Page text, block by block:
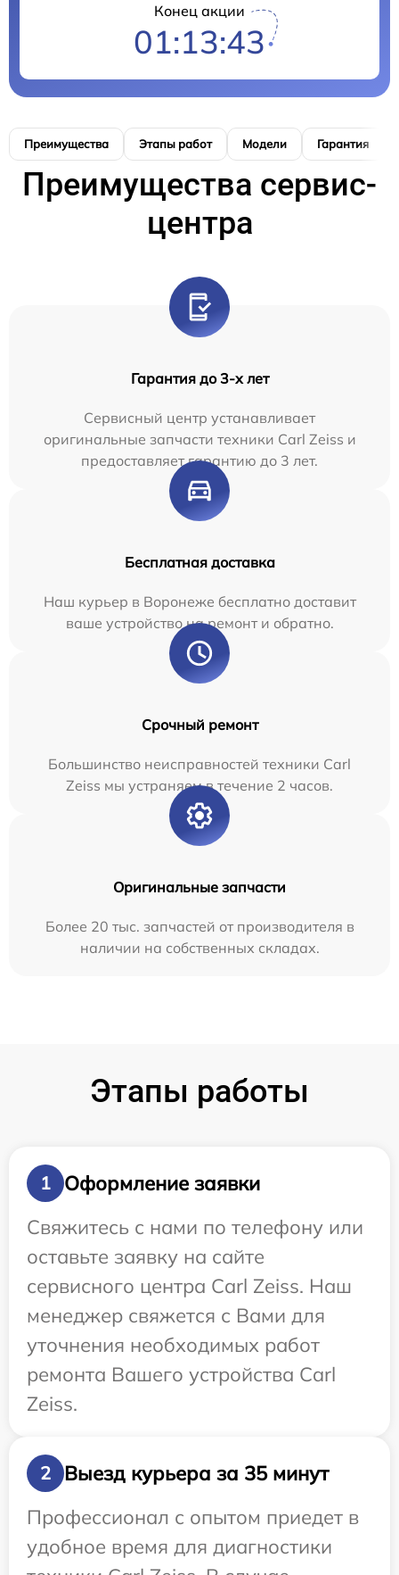
Конец акции
01:13:42
Преимущества Этапы работ Модели Гарантия
Преимущества сервис-
центра
Гарантия до 3-х лет
Сервисный центр устанавливает
оригинальные запчасти техники Carl Zeiss и
предоставляет гарантию до 3 лет.
Бесплатная доставка
Наш курьер в Воронеже бесплатно доставит
ваше устройство на ремонт и обратно.
Срочный ремонт
Большинство неисправностей техники Carl
Zeiss мы устраняем в течение 2 часов.
Оригинальные запчасти
Более 20 тыс. запчастей от производителя в
наличии на собственных складах.
Этапы работы
1
Оформление заявки
Свяжитесь с нами по телефону или
оставьте заявку на сайте
сервисного центра Carl Zeiss. Наш
менеджер свяжется с Вами для
уточнения необходимых работ
ремонта Вашего устройства Carl
Zeiss.
2
Выезд курьера за 35 минут
Профессионал с опытом приедет в
удобное время для диагностики